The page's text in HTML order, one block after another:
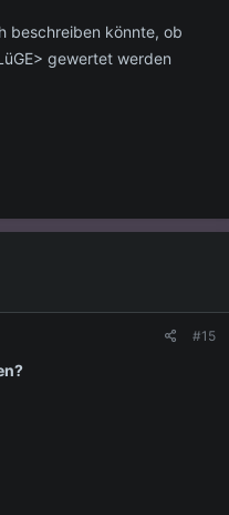
beschreiben könnte, ob
gewertet werden
#15